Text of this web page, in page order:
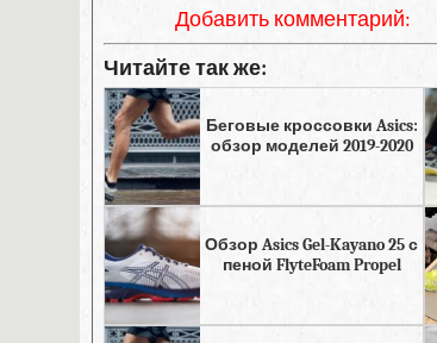
Добавить комментарий:
Читайте так же:
Беговые кроссовки Asics:
обзор моделей 2019-2020
Обзор Asics Gel-Kayano 25 с
пеной FlyteFoam Propel